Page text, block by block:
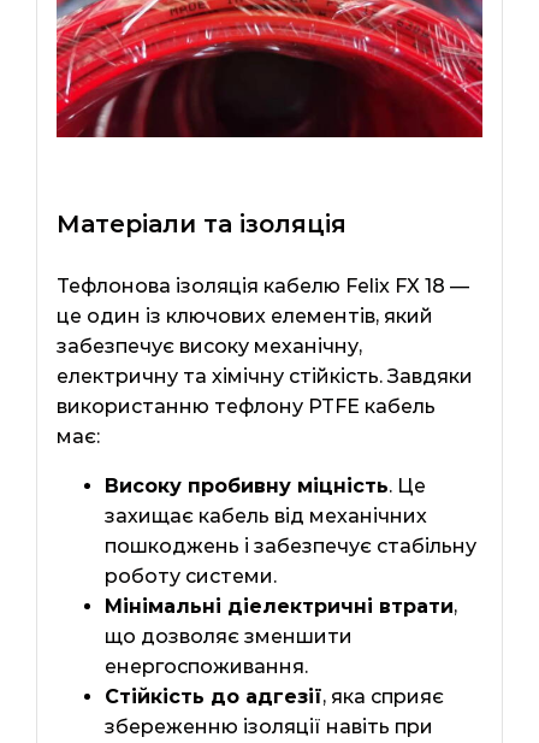
Матеріали та ізоляція
Тефлонова ізоляція кабелю Felix FX 18 —
це один із ключових елементів, який
забезпечує високу механічну,
електричну та хімічну стійкість. Завдяки
використанню тефлону PTFE кабель
має:
Високу пробивну міцність. Це
захищає кабель від механічних
пошкоджень і забезпечує стабільну
роботу системи.
Мінімальні діелектричні втрати,
що дозволяє зменшити
енергоспоживання.
Стійкість до адгезії, яка сприяє
збереженню ізоляції навіть при